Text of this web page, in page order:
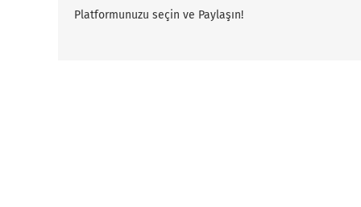
Platformunuzu seçin ve Paylaşın!